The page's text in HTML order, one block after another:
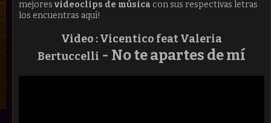
mejores videoclips de música con sus respectivas letras
los encuentras aquí!
Video : Vicentico feat Valeria
Bertuccelli - No te apartes de mí